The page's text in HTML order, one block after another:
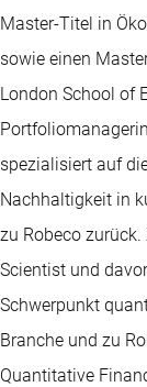
Master-Titel in
sowie einen
London School of
spezialisiert auf
Nachhaltigkeit in
zu Robeco
Scientist und
Schwerpunkt
Branche und zu
Quantitative